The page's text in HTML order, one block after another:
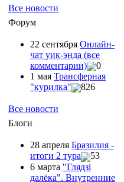
Все новости
Форум
22 сентября Онлайн-
чат уик-энда (все
комментарии)
0
1 мая Трансферная
"курилка"
826
Все новости
Блоги
28 апреля Бразилия -
итоги 2 тура
53
6 марта "Глядзi
далёка". Внутренние